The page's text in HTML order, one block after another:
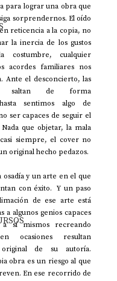
para lograr una obra que
sorprendernos. El oído
reticencia a la copia, no
la inercia de los gustos
costumbre, cualquier
acordes familiares nos
Ante el desconcierto, las
saltan de forma
sentimos algo de
ser capaces de seguir el
que objetar, la mala
siempre, el cover no
original hecho pedazos.
osadía y un arte en el que
con éxito.  Y un paso
de ese arte está
a algunos genios capaces
a sí mismos recreando
ocasiones resultan
de su autoría.
obra es un riesgo al que
En ese recorrido de